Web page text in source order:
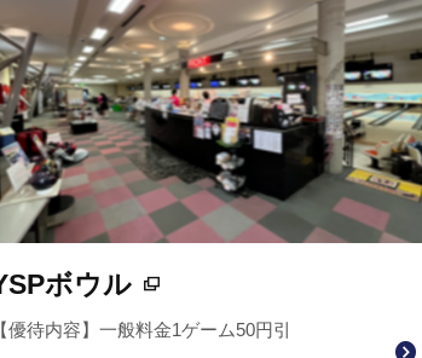
ボウル
【優待内容】一般料金1ゲーム50円引